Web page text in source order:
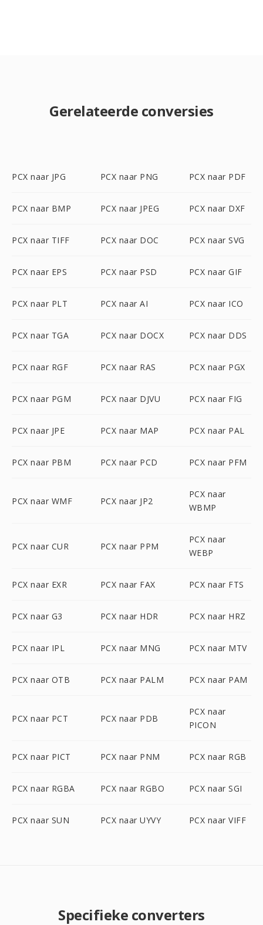
Gerelateerde conversies
PCX naar JPG PCX naar PNG PCX naar PDF
PCX naar BMP PCX naar JPEG PCX naar DXF
PCX naar TIFF PCX naar DOC PCX naar SVG
PCX naar EPS PCX naar PSD PCX naar GIF
PCX naar PLT PCX naar AI PCX naar ICO
PCX naar TGA PCX naar DOCX PCX naar DDS
PCX naar RGF PCX naar RAS PCX naar PGX
PCX naar PGM PCX naar DJVU PCX naar FIG
PCX naar JPE PCX naar MAP PCX naar PAL
PCX naar PBM PCX naar PCD PCX naar PFM
PCX naar WMF PCX naar JP2
PCX naar
WBMP
PCX naar CUR PCX naar PPM
PCX naar
WEBP
PCX naar EXR PCX naar FAX PCX naar FTS
PCX naar G3 PCX naar HDR PCX naar HRZ
PCX naar IPL PCX naar MNG PCX naar MTV
PCX naar OTB PCX naar PALM PCX naar PAM
PCX naar PCT PCX naar PDB
PCX naar
PICON
PCX naar PICT PCX naar PNM PCX naar RGB
PCX naar RGBA PCX naar RGBO PCX naar SGI
PCX naar SUN PCX naar UYVY PCX naar VIFF
Specifieke converters